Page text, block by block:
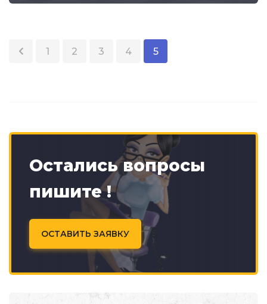
1 2 3 4 5
Остались вопросы
пишите !
ОСТАВИТЬ ЗАЯВКУ